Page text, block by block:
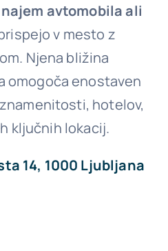
najem avtomobila ali
v mesto z
Njena bližina
omogoča enostaven
hotelov,
ključnih lokacij.
14, 1000 Ljubljana